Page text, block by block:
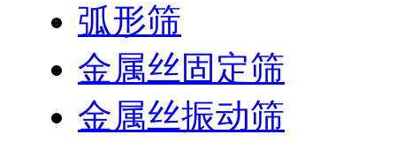
弧形筛
金属丝固定筛
金属丝振动筛